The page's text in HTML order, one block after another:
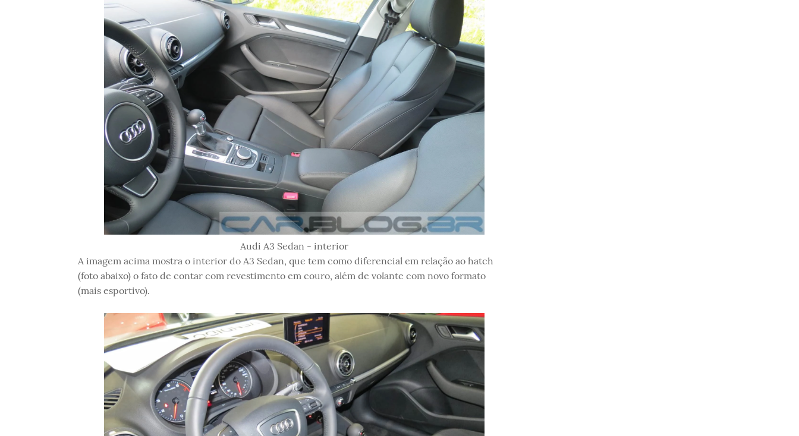
Audi A3 Sedan - interior
A imagem acima mostra o interior do A3 Sedan, que tem como diferencial em relação ao hatch
(foto abaixo) o fato de contar com revestimento em couro, além de volante com novo formato
(mais esportivo).